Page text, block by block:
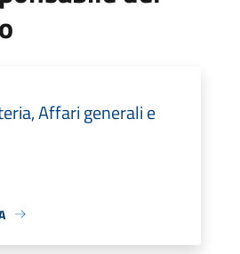
Affari generali e